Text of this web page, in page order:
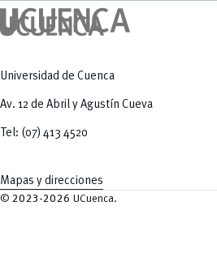
Universidad de Cuenca
Av. 12 de Abril y Agustín Cueva
Tel: (07) 413 4520
Mapas y direcciones
© 2023-2026 UCuenca.